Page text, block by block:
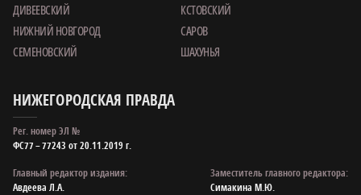
ДИВЕЕВСКИЙ
КСТОВСКИЙ
НИЖНИЙ НОВГОРОД
САРОВ
СЕМЕНОВСКИЙ
ШАХУНЬЯ
НИЖЕГОРОДСКАЯ ПРАВДА
Рег. номер ЭЛ №
ФС77 – 77243 от 20.11.2019 г.
Главный редактор издания:
Авдеева Л.А.
Заместитель главного редактора:
Симакина М.Ю.